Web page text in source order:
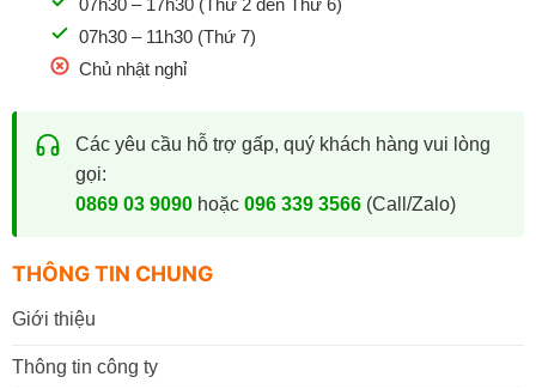
07h30 – 17h30 (Thứ 2 đến Thứ 6)
07h30 – 11h30 (Thứ 7)
Chủ nhật nghỉ
Các yêu cầu hỗ trợ gấp, quý khách hàng vui lòng
gọi:
0869 03 9090hoặc 096 339 3566(Call/Zalo)
THÔNG TIN CHUNG
Giới thiệu
Thông tin công ty